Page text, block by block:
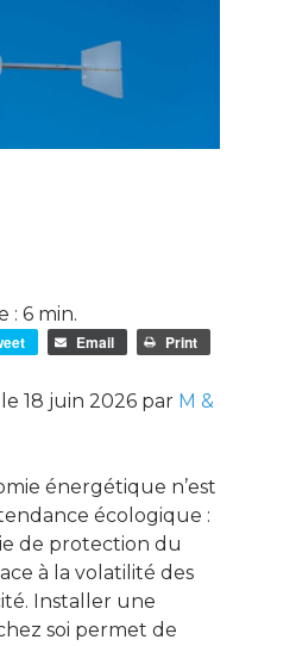
: 6 min.
Email Print
18 juin 2026 par M &
énergétique n’est
écologique :
de protection du
à la volatilité des
Installer une
soi permet de